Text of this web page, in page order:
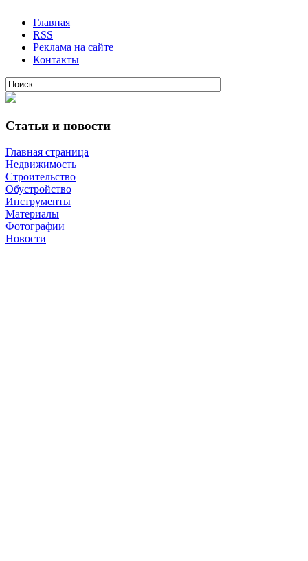
Главная
RSS
Реклама на сайте
Контакты
Статьи и новости
Главная страница
Недвижимость
Строительство
Обустройство
Инструменты
Материалы
Фотографии
Новости